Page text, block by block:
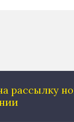
рассылку